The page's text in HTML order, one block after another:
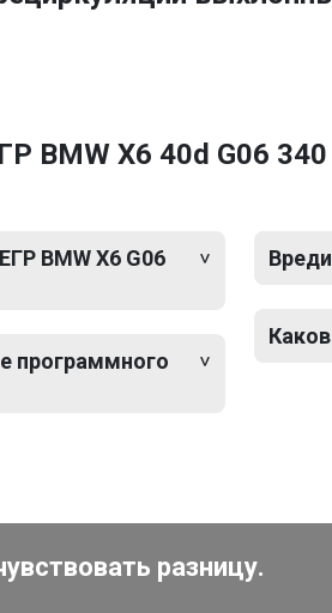
BMW X6 40d G06 340
BMW X6 G06
программного
разницу.